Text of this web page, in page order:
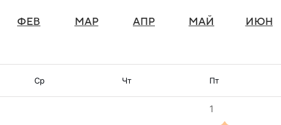
ФЕВ МАР АПР МАЙ ИЮН
Ср Чт Пт
1